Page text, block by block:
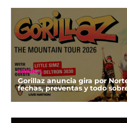
MÚSICA
Gorillaz anuncia gira por
fechas, preventas y todo